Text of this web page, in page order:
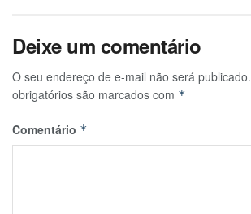
Deixe um comentário
O seu endereço de e-mail não será publicado.
obrigatórios são marcados com *
Comentário *